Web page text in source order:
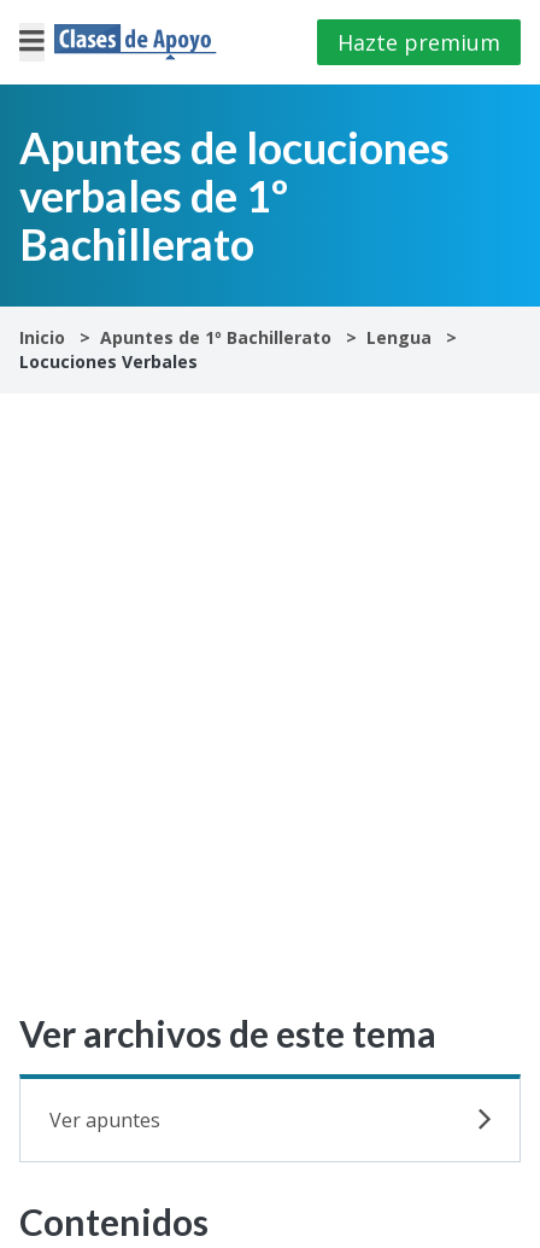
×
Iniciar
sesión
E.S.O
Hazte premium
Apuntes de locuciones
verbales de 1º
Bachillerato
Inicio Apuntes de 1º Bachillerato
Lengua
Locuciones Verbales
Ver archivos de este tema
Ver apuntes
Contenidos